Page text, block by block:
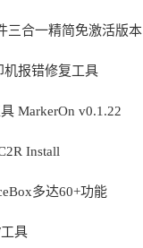
三合一精简免激活版本
机报错修复工具
MarkerOn v0.1.22
Install
多达60+功能
具